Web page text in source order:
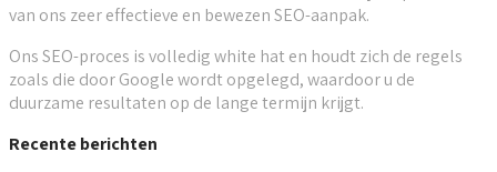
van ons zeer effectieve en bewezen SEO-aanpak.
Ons SEO-proces is volledig white hat en houdt zich de regels
zoals die door Google wordt opgelegd, waardoor u de
duurzame resultaten op de lange termijn krijgt.
Recente berichten